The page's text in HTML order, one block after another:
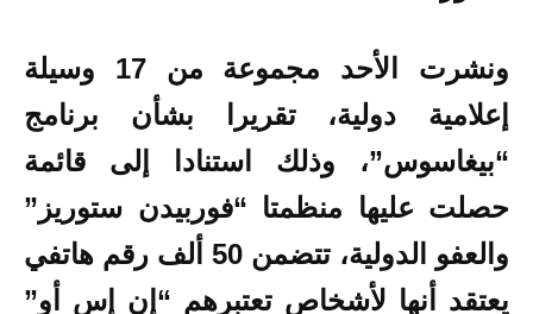
ونشرت الأحد مجموعة من 17 وسيلة
إعلامية دولية، تقريرا بشأن برنامج
“بيغاسوس”، وذلك استنادا إلى قائمة
حصلت عليها منظمتا “فوربيدن ستوريز”
والعفو الدولية، تتضمن 50 ألف رقم هاتفي
يعتقد أنها لأشخاص تعتبرهم “إن إس أو”